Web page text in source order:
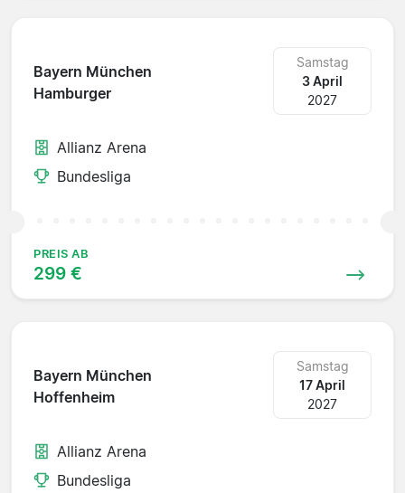
Bayern München
Hamburger
Samstag
3 April
2027
Allianz Arena
Bundesliga
PREIS AB
299 €
Bayern München
Hoffenheim
Samstag
17 April
2027
Allianz Arena
Bundesliga